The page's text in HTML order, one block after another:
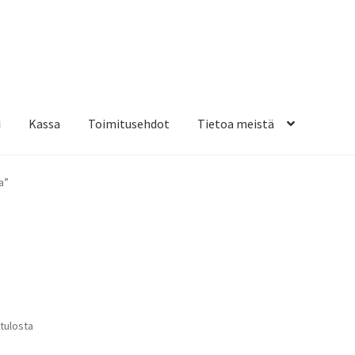
Kassa Toimitusehdot Tietoa meistä
& teippausten poisto